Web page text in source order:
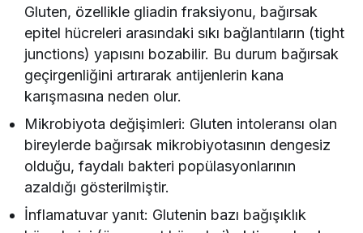
Gluten, özellikle gliadin fraksiyonu, bağırsak
epitel hücreleri arasındaki sıkı bağlantıların (tight
junctions) yapısını bozabilir. Bu durum bağırsak
geçirgenliğini artırarak antijenlerin kana
karışmasına neden olur.
Mikrobiyota değişimleri: Gluten intoleransı olan
bireylerde bağırsak mikrobiyotasının dengesiz
olduğu, faydalı bakteri popülasyonlarının
azaldığı gösterilmiştir.
İnflamatuvar yanıt: Glutenin bazı bağışıklık